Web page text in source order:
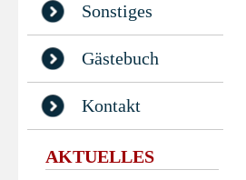
Sonstiges
Gästebuch
Kontakt
AKTUELLES